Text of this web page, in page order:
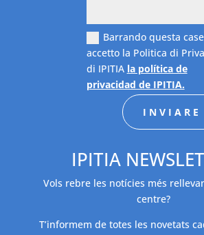
Barrando questa
accetto la Politica di
di IPITIA la política de
privacidad de IPITIA.
INVIARE
IPITIA
Vols rebre les notícies més
centre?
T’informem de totes les novetats